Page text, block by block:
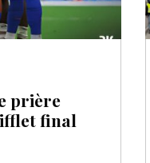
prière
final